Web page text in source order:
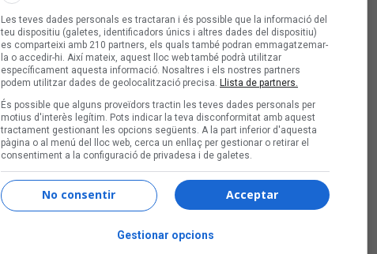
Les teves dades personals es tractaran i és possible que la informació del
teu dispositiu (galetes, identificadors únics i altres dades del dispositiu)
es comparteixi amb 210 partners, els quals també podran emmagatzemar-
la o accedir-hi. Així mateix, aquest lloc web també podrà utilitzar
específicament aquesta informació. Nosaltres i els nostres partners
podem utilitzar dades de geolocalització precisa. Llista de partners.
És possible que alguns proveïdors tractin les teves dades personals per
motius d'interès legítim. Pots indicar la teva disconformitat amb aquest
tractament gestionant les opcions següents. A la part inferior d'aquesta
pàgina o al menú del lloc web, cerca un enllaç per gestionar o retirar el
consentiment a la configuració de privadesa i de galetes.
Acceptar
No consentir
Gestionar opcions